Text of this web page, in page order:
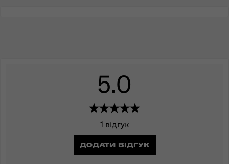
5.0
1 відгук
ДОДАТИ ВІДГУК